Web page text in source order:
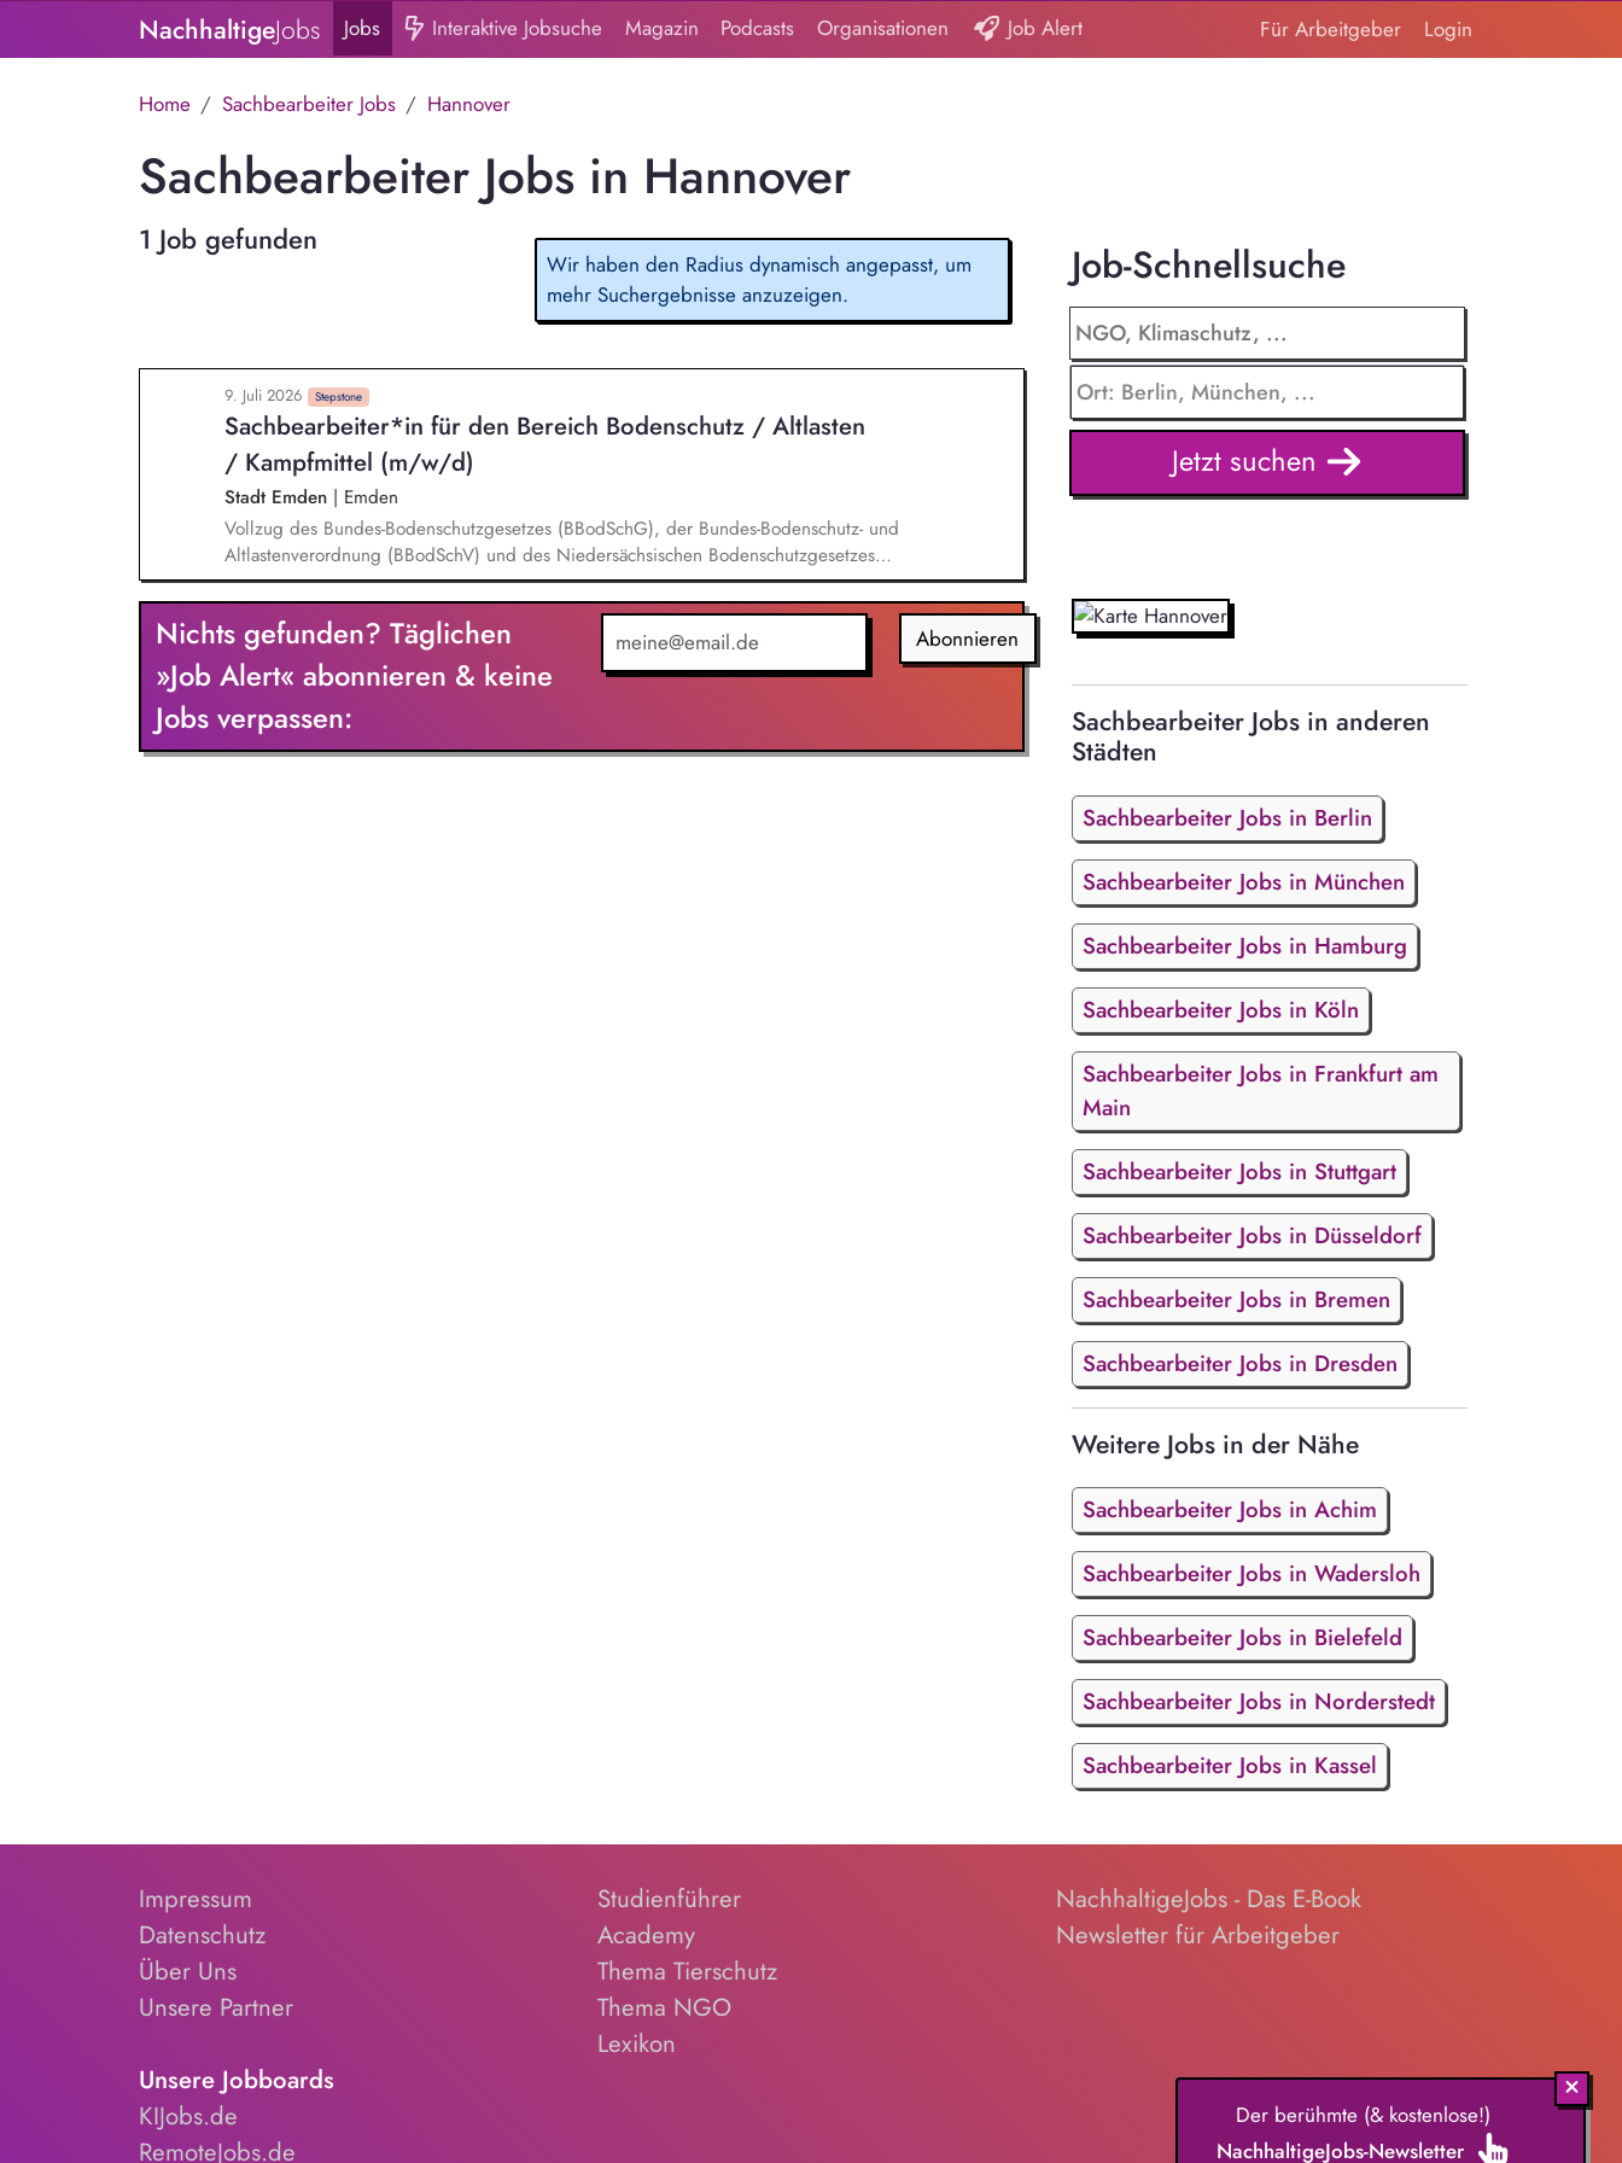
NachhaltigeJobs Jobs Interaktive Jobsuche Magazin Podcasts Organisationen Job Alert Für Arbeitgeber Login
Home Sachbearbeiter Jobs Hannover
Sachbearbeiter Jobs in Hannover
1 Job gefunden
Wir haben den Radius dynamisch angepasst, um
mehr Suchergebnisse anzuzeigen.
9. Juli 2026 Stepstone
Sachbearbeiter*in für den Bereich Bodenschutz / Altlasten
/ Kampfmittel (m/w/d)
Stadt Emden | Emden
Vollzug des Bundes-Bodenschutzgesetzes (BBodSchG), der Bundes-Bodenschutz- und
Altlastenverordnung (BBodSchV) und des Niedersächsischen Bodenschutzgesetzes
(NBodSchG), der Ersatzbaustoffverordnung (EBV), des Wasserhaushaltsgesetzes (WHG),
des Niedersächsischen Wassergesetzes (NWG) sowie der Verordnung über Anlagen zum
Umgang mit wassergefährdenden Stoffen (AwSV). Auswertung von Altlasten- und
bodenkundlichen Gutachten sowie Anordnung von Detailerkundungen,
Sanierungsuntersuchungen und Sanierungsmaßnahmen; Verbindlicherklärung von
Sanierungsplänen und Festlegung von Sanierungszielen.
Nichts gefunden? Täglichen
»Job Alert« abonnieren & keine
Jobs verpassen:
Abonnieren
Job-Schnellsuche
Jetzt suchen
Sachbearbeiter Jobs in anderen
Städten
Sachbearbeiter Jobs in Berlin
Sachbearbeiter Jobs in München
Sachbearbeiter Jobs in Hamburg
Sachbearbeiter Jobs in Köln
Sachbearbeiter Jobs in Frankfurt am
Main
Sachbearbeiter Jobs in Stuttgart
Sachbearbeiter Jobs in Düsseldorf
Sachbearbeiter Jobs in Bremen
Sachbearbeiter Jobs in Dresden
Weitere Jobs in der Nähe
Sachbearbeiter Jobs in Achim
Sachbearbeiter Jobs in Wadersloh
Sachbearbeiter Jobs in Bielefeld
Sachbearbeiter Jobs in Norderstedt
Sachbearbeiter Jobs in Kassel
Impressum
Datenschutz
Über Uns
Unsere Partner
Studienführer
Academy
Thema Tierschutz
Thema NGO
Lexikon
NachhaltigeJobs - Das E-Book
Newsletter für Arbeitgeber
Unsere Jobboards
KIJobs.de
RemoteJobs.de
Der berühmte (& kostenlose!)
NachhaltigeJobs-Newsletter